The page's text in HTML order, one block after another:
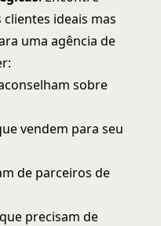
ideais mas
uma agência de
sobre
vendem para seu
de parceiros de
precisam de